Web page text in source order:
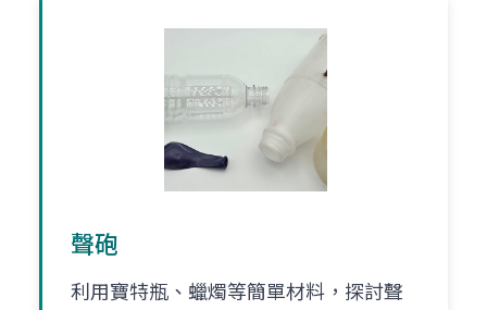
聲砲
利用寶特瓶、蠟燭等簡單材料，探討聲